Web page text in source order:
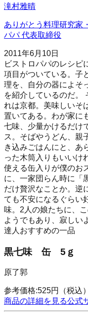
滝村雅晴
ありがとう料理研究家
パパ 代表取締役
2011年6月10日
ビストロパパのレシピ
項目がついている。子
理を、自分の器によそ
を紹介しているのだ。
れは京都。美味しいそ
置いてある。わが家に
七味、少量かけるだけ
ス。そばやうどん、親
き込みごはんにと、あ
った木筒入りもいいけ
使える缶入りが僕のお
に、一家団らん時に「
だけ贅沢なことか。逆
ても不安になるぐらい
味。2人の娘たちに、
ようでもあり、寂しい
達人おすすめの一品
黒七味 缶 5ｇ
原了郭
参考価格:525円
（税込）
商品の詳細を見る公式